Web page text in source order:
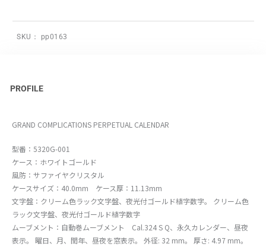
SKU： pp0163
PROFILE
GRAND COMPLICATIONS PERPETUAL CALENDAR
型番：5320G-001
ケース：ホワイトゴールド
風防：サファイヤクリスタル
ケースサイズ：40.0mm ケース厚：11.13mm
文字盤：クリーム色ラック文字盤、夜光付ゴールド植字数字。 クリーム色
ラック文字盤、夜光付ゴールド植字数字
ムーブメント：自動巻ムーブメント Cal.324 S Q、永久カレンダー、昼夜
表示。 曜日、月、閏年、昼夜を窓表示。 外径: 32 mm。 厚さ: 4.97 mm。